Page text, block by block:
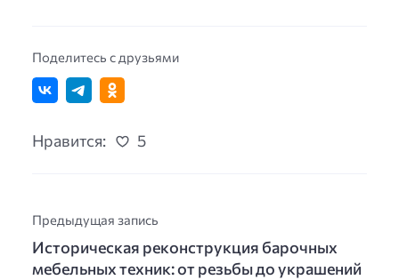
Поделитесь с друзьями
Нравится: 5
Предыдущая запись
Историческая реконструкция барочных
мебельных техник: от резьбы до украшений